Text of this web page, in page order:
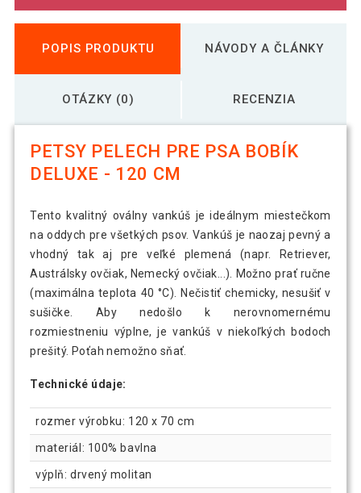
POPIS PRODUKTU NÁVODY A ČLÁNKY
OTÁZKY (0) RECENZIA
PETSY PELECH PRE PSA BOBÍK
DELUXE - 120 CM
Tento kvalitný oválny vankúš je ideálnym miestečkom
na oddych pre všetkých psov. Vankúš je naozaj pevný a
vhodný tak aj pre veľké plemená (napr. Retriever,
Austrálsky ovčiak, Nemecký ovčiak...). Možno prať ručne
(maximálna teplota 40 °C). Nečistiť chemicky, nesušiť v
sušičke. Aby nedošlo k nerovnomernému
rozmiestneniu výplne, je vankúš v niekoľkých bodoch
prešitý. Poťah nemožno sňať.
Technické údaje:
rozmer výrobku: 120 x 70 cm
materiál: 100% bavlna
výplň: drvený molitan